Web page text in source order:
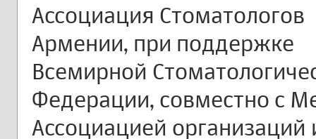
Ассоциация Стоматологов
Армении, при поддержке
Всемирной
Федерации, совместно с
Ассоциацией организаций